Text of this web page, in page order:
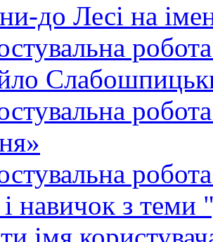
до Лесі на
навичок з теми